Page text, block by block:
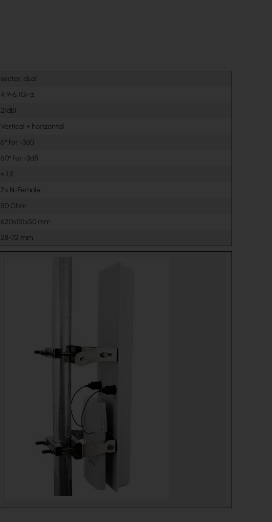
sector, dual
4.9-6.1GHz
21dBi
Vertical + horizontal
6° for -3dB
60° for -3dB
< 1,5
2x N-Female
50 Ohm
620x151x50 mm
28-72 mm